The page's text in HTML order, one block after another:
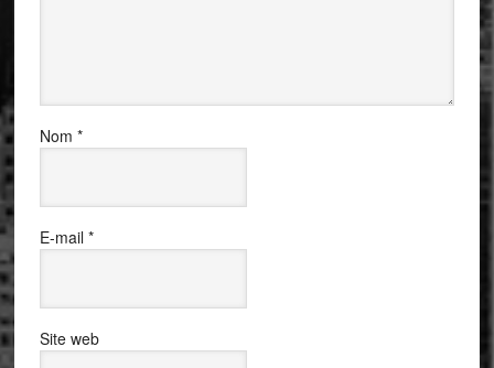
Nom *
E-mail *
Site web